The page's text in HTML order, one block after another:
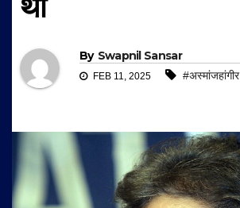
By Swapnil Sansar
FEB 11, 2025 #अस्मांजहांगीर